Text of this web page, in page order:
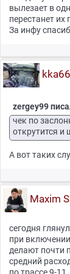
вылезает в
перестанет их
За инфу
zergey99
чек по
открутится и
А вот таких
Maxim
сегодня
при
делают почти
средний